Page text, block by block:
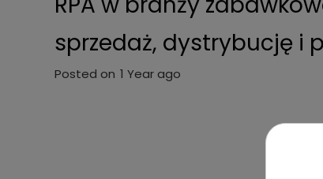
sprzedaż, dystrybucję i
Posted on 1 Year ago